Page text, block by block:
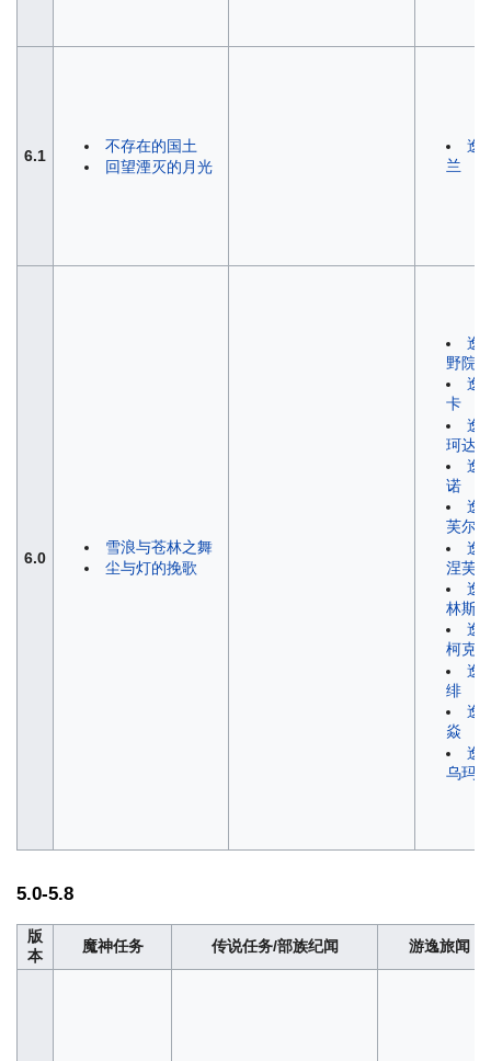
6.1
不存在的国土
回望湮灭的月光
逸
兰
6.0
雪浪与苍林之舞
尘与灯的挽歌
逸
野院
逸
卡
逸
珂达
逸
诺
逸
芙尔
逸
涅芙
逸
林斯
逸
柯克
逸
绯
逸
焱
逸
乌玛
5.0-5.8
版
本
魔神任务 传说任务/部族纪闻 游逸旅闻